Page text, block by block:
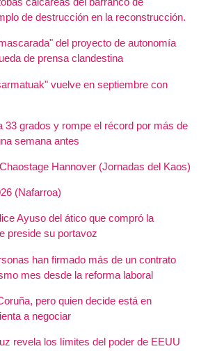
de destrucción en la reconstrucción.
del proyecto de autonomía
de prensa clandestina
vuelve en septiembre con
33 grados y rompe el récord por más de
semana antes
Hannover (Jornadas del Kaos)
(Nafarroa)
Ayuso del ático que compró la
preside su portavoz
han firmado más de un contrato
mes desde la reforma laboral
pero quien decide está en
a negociar
revela los límites del poder de EEUU